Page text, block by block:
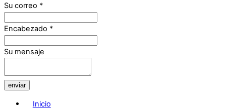
Su correo *
Encabezado *
Su mensaje
enviar
Inicio